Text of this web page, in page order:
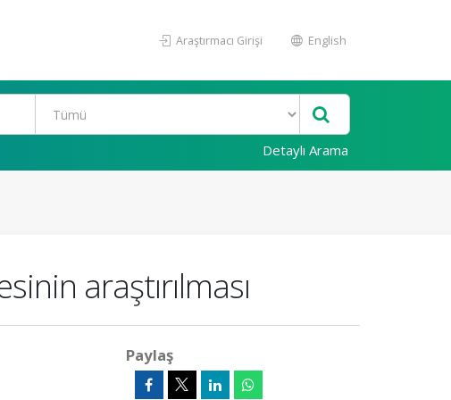
Araştırmacı Girişi English
Detaylı Arama
araştırılması
Paylaş